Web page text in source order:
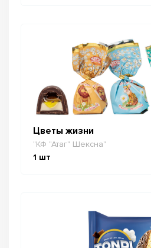
Цветы жизни
"КФ "Атаг" Шексна"
1 шт